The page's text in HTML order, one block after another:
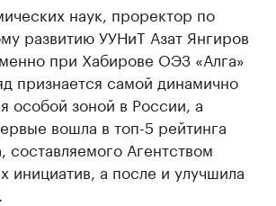
наук, проректор по
развитию УУНиТ Азат Янгиров
при Хабирове ОЭЗ «Алга»
признается самой динамично
особой зоной в России, а
вошла в топ-5 рейтинга
составляемого Агентством
инициатив, а после и улучшила